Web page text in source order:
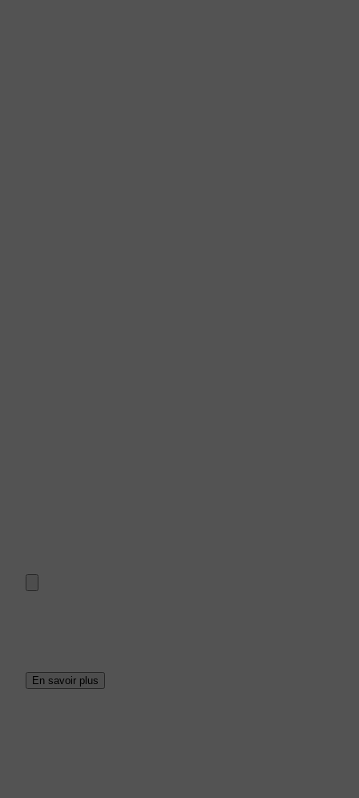
En savoir plus